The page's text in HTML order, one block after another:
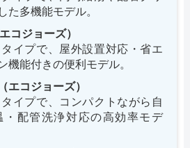
た多機能モデル。
コジョーズ）
イプで、屋外設置対応・省エ
機能付きの便利モデル。
エコジョーズ）
イプで、コンパクトながら自
・配管洗浄対応の高効率モデ